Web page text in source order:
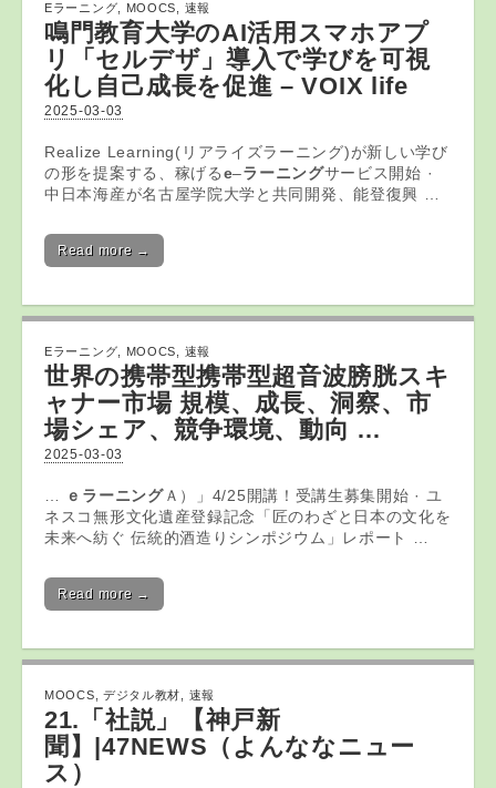
Eラーニング MOOCS 速報
鳴門教育大学のAI活用スマホアプ
リ「セルデザ」導入で学びを可視
化し自己成長を促進 – VOIX life
2025-03-03
Realize Learning(リアライズラーニング)が新しい学び
の形を提案する、稼げるe–ラーニングサービス開始 ·
中日本海産が名古屋学院大学と共同開発、能登復興 …
Read more →
Eラーニング MOOCS 速報
世界の携帯型携帯型超音波膀胱スキ
ャナー市場 規模、成長、洞察、市
場シェア、競争環境、動向 …
2025-03-03
ｅラーニングＡ）」4/25開講！受講生募集開始 · ユ
ネスコ無形文化遺産登録記念「匠のわざと日本の文化を
未来へ紡ぐ 伝統的酒造りシンポジウム」レポート …
Read more →
MOOCS デジタル教材 速報
21.「社説」【神戸新
聞】|47NEWS（よんななニュー
ス）